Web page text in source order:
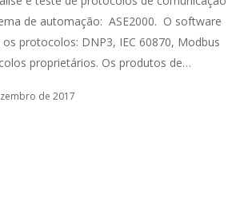
de automação: ASE2000. O software
protocolos: DNP3, IEC 60870, Modbus
proprietários. Os produtos de…
de 2017